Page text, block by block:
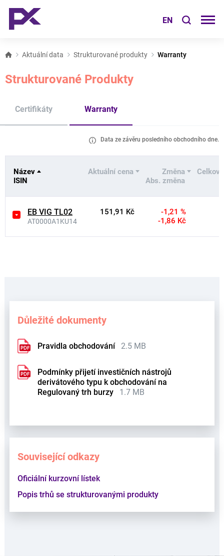
EN
Aktuální data Strukturované produkty Warranty
Strukturované Produkty
Certifikáty Warranty
Data ze závěru posledního obchodního dne.
Název
ISIN
Aktuální cena
Změna
Abs. změna
EB VIG TL02
AT0000A1KU14
151,91 Kč
-1,21 %
-1,86 Kč
Důležité dokumenty
Pravidla obchodování 2.5 MB
Podmínky přijetí investičních nástrojů
derivátového typu k obchodování na
Regulovaný trh burzy
1.7 MB
Související odkazy
Oficiální kurzovní lístek
Popis trhů se strukturovanými produkty